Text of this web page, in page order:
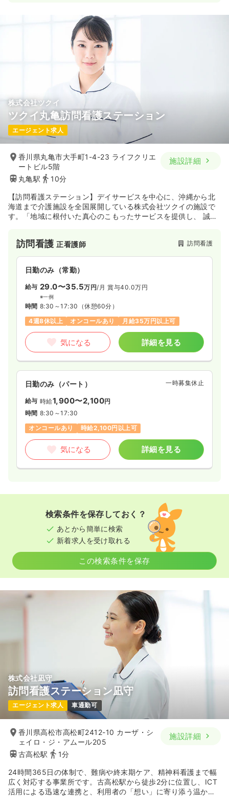
株式会社ツクイ
ツクイ丸亀訪問看護ステーション
エージェント求人
香川県丸亀市大手町1-4-23 ライフクリエ
ートビル5階
丸亀駅
10分
施設詳細
【訪問看護ステーション】デイサービスを中心に、沖縄から北
海道まで介護施設を全国展開している株式会社ツクイの施設で
す。「地域に根付いた真心のこもったサービスを提供し、 誠意
訪問看護正看護師 訪問看護
日勤のみ（常勤）
給与 29.0〜35.5万円/月 賞与40.0万円
※一例
時間 8:30～17:30 （休憩60分）
4週8休以上
オンコールあり 月給35万円以上可
気になる 詳細を見る
日勤のみ（パート） 一時募集休止
給与 時給1,900〜2,100円
時間 8:30～17:30
オンコールあり
時給2,100円以上可
気になる 詳細を見る
検索条件を保存しておく？
あとから簡単に検索
新着求人を受け取れる
この検索条件を保存
株式会社凪守
訪問看護ステーション凪守
エージェント求人 車通勤可
香川県高松市高松町2412-10 カーザ・シ
ェイロ・ジ・アムール205
古高松駅
1分
施設詳細
24時間365日の体制で、難病や終末期ケア、精神科看護まで幅
広く対応する事業所です。古高松駅から徒歩2分に位置し、ICT
活用による迅速な連携と、利用者の「想い」に寄り添う温かい